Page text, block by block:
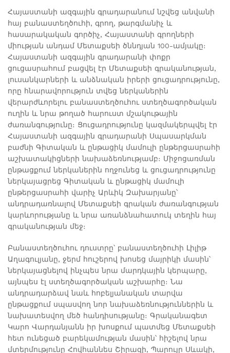
Հայաստանի ազգային գրադարանում նշվեց անվանի
հայ բանաստեղծուհի, գրող, թարգմանիչ և
հասարակական գործիչ, Հայաստանի գրողների
միության անդամ Մետաքսեի ծննդյան 100-ամյակը։
Հայաստանի ազգային գրադարանի փոքր
ցուցասրահում բացվել էր Մետաքսեի գրականության,
լուսանկարների և անձնական իրերի ցուցադրությունը,
որը հնարավորություն տվեց ներկաներին
վերարժևորելու բանաստեղծուհու ստեղծագործական
ուղին և նրա թողած հարուստ մշակութային
ժառանգությունը։ Ցուցադրությունը կազմակերպվել էր
Հայաստանի ազգային գրադարանի Սպասարկման
բաժնի Գիտական և ընթացիկ մամուլի ընթերցասրահի
աշխատակիցների նախաձեռնությամբ։ Միջոցառման
ընթացքում ներկաներին ողջունեց և ցուցադրությունը
ներկայացրեց Գիտական և ընթացիկ մամուլի
ընթերցասրահի վարիչ Արևիկ Զախարյանը՝
անդրադառնալով Մետաքսեի գրական ժառանգության
կարևորությանը և նրա առանձնահատուկ տեղին հայ
գրականության մեջ։
Բանաստեղծուհու դուստրը՝ բանաստեղծուհի Լիլիթ
Աղագուլյանը, ջերմ հուշերով խոսեց մայրիկի մասին՝
ներկայացնելով ինչպես նրա մարդկային կերպարը,
այնպես էլ ստեղծագործական աշխարհը։ Նա
անդրադարձավ նաև հոբելյանական տարվա
ընթացքում սպասվող նոր նախաձեռնություններին և
նախատեսվող մեծ հանդիսությանը։ Գրականագետ
Կարո Վարդանյանն իր խոսքում պատմեց Մետաքսեի
հետ ունեցած բարեկամության մասին՝ հիշելով նրա
մտերմությունը Հովհաննես Շիրազի, Պարույր Սևակի,